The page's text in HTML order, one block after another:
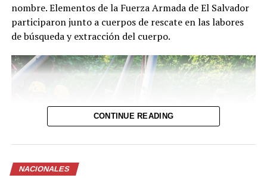
DON'T MISS
AuronPlay se encuentra con el papa León XIV mientras
se dirigía a un concierto de Bad Bunny en Madrid
nombre. Elementos de la Fuerza Armada de El Salvador
participaron junto a cuerpos de rescate en las labores
de búsqueda y extracción del cuerpo.
CONTINUE READING
NACIONALES